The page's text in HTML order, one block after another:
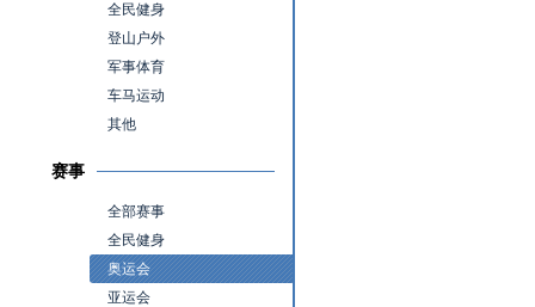
全民健身
登山户外
军事体育
车马运动
其他
赛事
全部赛事
全民健身
奥运会
亚运会